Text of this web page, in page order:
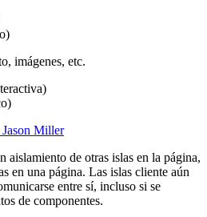
imágenes, etc.
Miller
aislamiento de otras islas en la página,
en una página. Las islas cliente aún
entre sí, incluso si se
de componentes.